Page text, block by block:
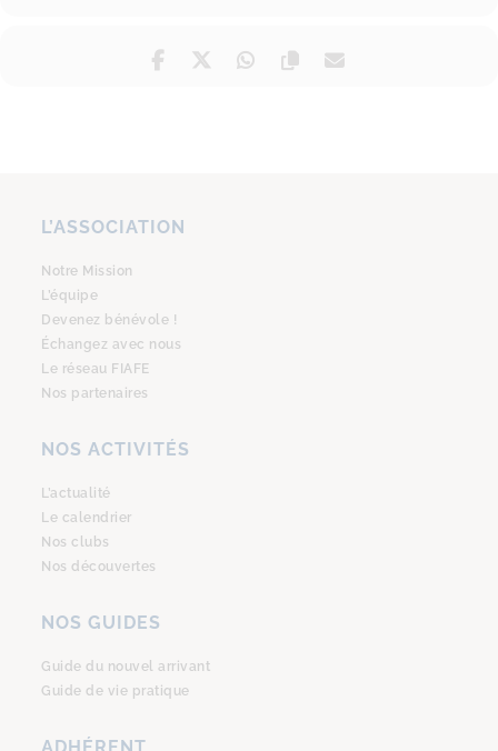
L’ASSOCIATION
Notre Mission
L’équipe
Devenez bénévole !
Échangez avec nous
Le réseau FIAFE
Nos partenaires
NOS ACTIVITÉS
L’actualité
Le calendrier
Nos clubs
Nos découvertes
NOS GUIDES
Guide du nouvel arrivant
Guide de vie pratique